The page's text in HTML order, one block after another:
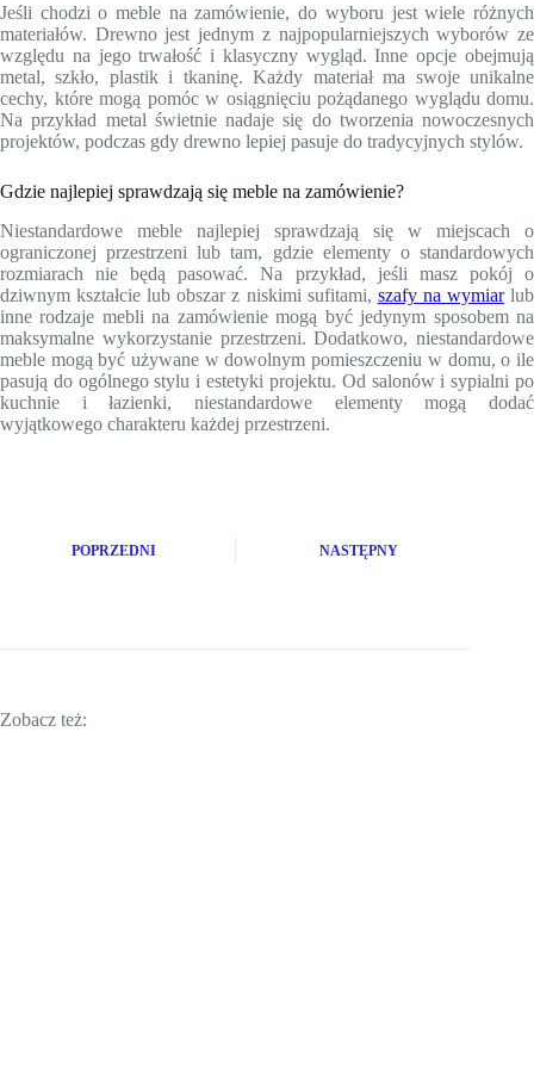
Jeśli chodzi o meble na zamówienie, do wyboru jest wiele różnych
materiałów. Drewno jest jednym z najpopularniejszych wyborów ze
względu na jego trwałość i klasyczny wygląd. Inne opcje obejmują
metal, szkło, plastik i tkaninę. Każdy materiał ma swoje unikalne
cechy, które mogą pomóc w osiągnięciu pożądanego wyglądu domu.
Na przykład metal świetnie nadaje się do tworzenia nowoczesnych
projektów, podczas gdy drewno lepiej pasuje do tradycyjnych stylów.
Gdzie najlepiej sprawdzają się meble na zamówienie?
Niestandardowe meble najlepiej sprawdzają się w miejscach o
ograniczonej przestrzeni lub tam, gdzie elementy o standardowych
rozmiarach nie będą pasować. Na przykład, jeśli masz pokój o
dziwnym kształcie lub obszar z niskimi sufitami, szafy na wymiarlub
inne rodzaje mebli na zamówienie mogą być jedynym sposobem na
maksymalne wykorzystanie przestrzeni. Dodatkowo, niestandardowe
meble mogą być używane w dowolnym pomieszczeniu w domu, o ile
pasują do ogólnego stylu i estetyki projektu. Od salonów i sypialni po
kuchnie i łazienki, niestandardowe elementy mogą dodać
wyjątkowego charakteru każdej przestrzeni.
POPRZEDNI NASTĘPNY
Zobacz też: